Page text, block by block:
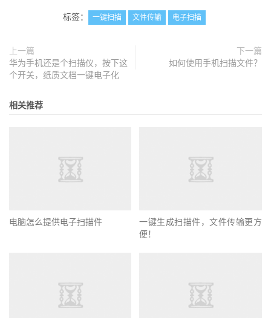
标签： 一键扫描 文件传输 电子扫描
上一篇
华为手机还是个扫描仪，按下这
个开关，纸质文档一键电子化
下一篇
如何使用手机扫描文件？
相关推荐
电脑怎么提供电子扫描件
一键生成扫描件，文件传输更方
便！